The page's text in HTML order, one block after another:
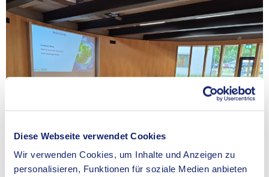
Diese Webseite verwendet Cookies
Wir verwenden Cookies, um Inhalte und Anzeigen zu
personalisieren, Funktionen für soziale Medien anbieten